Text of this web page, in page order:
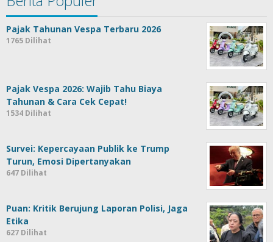
Pajak Tahunan Vespa Terbaru 2026
1765 Dilihat
Pajak Vespa 2026: Wajib Tahu Biaya
Tahunan & Cara Cek Cepat!
1534 Dilihat
Survei: Kepercayaan Publik ke Trump
Turun, Emosi Dipertanyakan
647 Dilihat
Puan: Kritik Berujung Laporan Polisi, Jaga
Etika
627 Dilihat